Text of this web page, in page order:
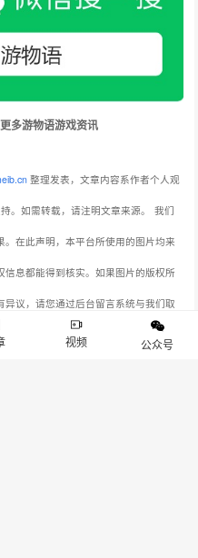
多游物语游戏资讯
整理发表，文章内容系作者个人观
。如需转载，请注明文章来源。 我们
在此声明，本平台所使用的图片均来
息都能得到核实。如果图片的版权所
议，请您通过后台留言系统与我们取
进行审查，并在确认版权问题后，第
视频 公众号